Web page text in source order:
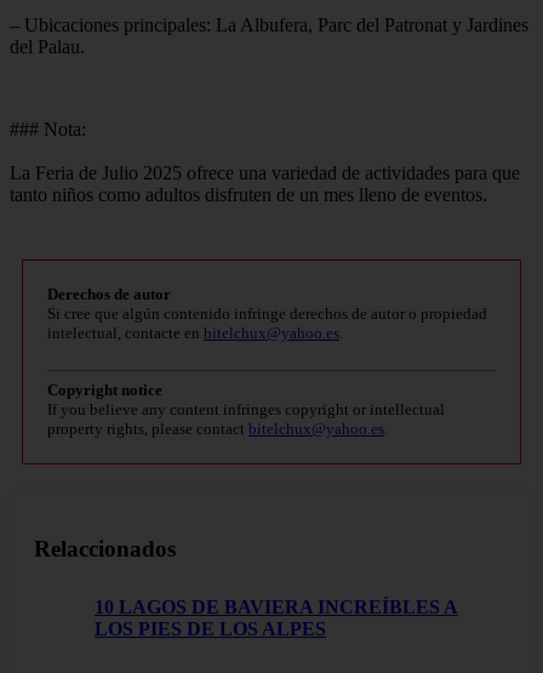
– Ubicaciones principales: La Albufera, Parc del Patronat y Jardines
del Palau.
### Nota:
La Feria de Julio 2025 ofrece una variedad de actividades para que
tanto niños como adultos disfruten de un mes lleno de eventos.
Derechos de autor
Si cree que algún contenido infringe derechos de autor o propiedad
intelectual, contacte en bitelchux@yahoo.es
Copyright notice
If you believe any content infringes copyright or intellectual
property rights, please contact bitelchux@yahoo.es
Relaccionados
10 LAGOS DE BAVIERA INCREÍBLES A
LOS PIES DE LOS ALPES